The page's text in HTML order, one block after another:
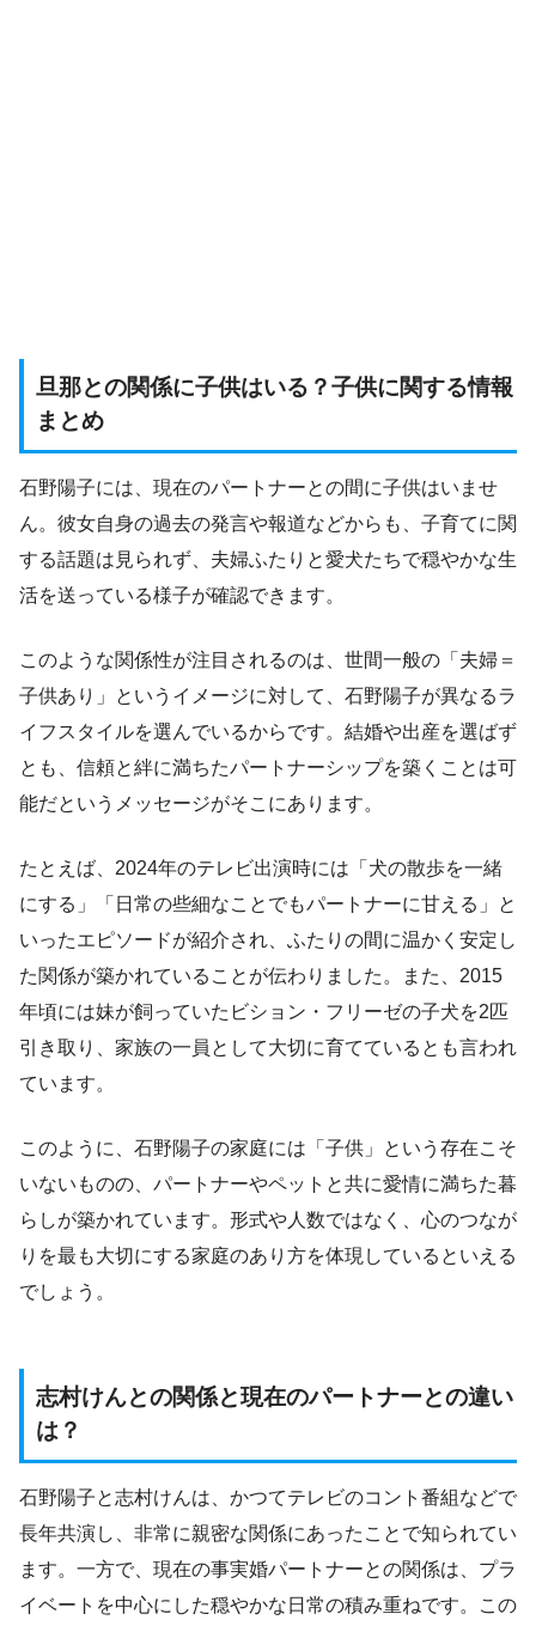
旦那との関係に子供はいる？子供に関する情報
まとめ
石野陽子には、現在のパートナーとの間に子供はいませ
ん。彼女自身の過去の発言や報道などからも、子育てに関
する話題は見られず、夫婦ふたりと愛犬たちで穏やかな生
活を送っている様子が確認できます。
このような関係性が注目されるのは、世間一般の「夫婦＝
子供あり」というイメージに対して、石野陽子が異なるラ
イフスタイルを選んでいるからです。結婚や出産を選ばず
とも、信頼と絆に満ちたパートナーシップを築くことは可
能だというメッセージがそこにあります。
たとえば、2024年のテレビ出演時には「犬の散歩を一緒
にする」「日常の些細なことでもパートナーに甘える」と
いったエピソードが紹介され、ふたりの間に温かく安定し
た関係が築かれていることが伝わりました。また、2015
年頃には妹が飼っていたビション・フリーゼの子犬を2匹
引き取り、家族の一員として大切に育てているとも言われ
ています。
このように、石野陽子の家庭には「子供」という存在こそ
いないものの、パートナーやペットと共に愛情に満ちた暮
らしが築かれています。形式や人数ではなく、心のつなが
りを最も大切にする家庭のあり方を体現しているといえる
でしょう。
志村けんとの関係と現在のパートナーとの違い
は？
石野陽子と志村けんは、かつてテレビのコント番組などで
長年共演し、非常に親密な関係にあったことで知られてい
ます。一方で、現在の事実婚パートナーとの関係は、プラ
イベートを中心にした穏やかな日常の積み重ねです。この